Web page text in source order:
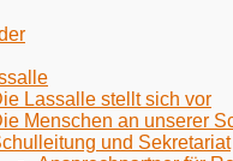
Lassalle stellt sich vor
Menschen an unserer
und Sekretariat